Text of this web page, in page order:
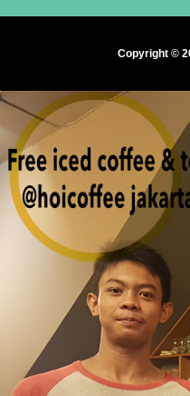
Copyright ©